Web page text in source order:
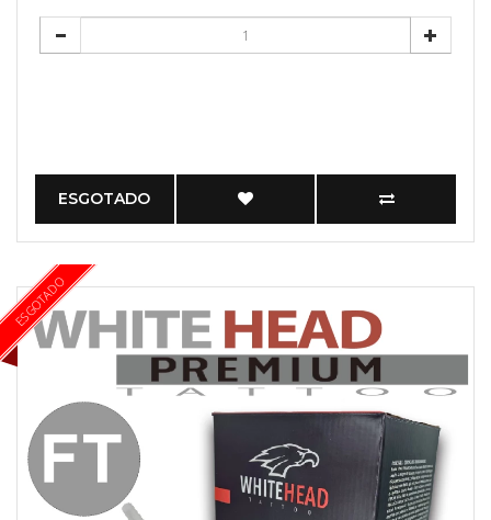
ESGOTADO
ESGOTADO